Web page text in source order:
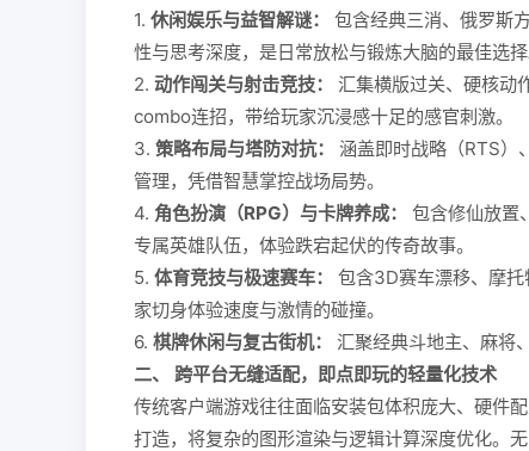
1. 休闲娱乐与益智解谜：
包含经典三消、俄罗斯
性与思考深度，是日常放松与锻炼大脑的最佳选择
2. 动作闯关与射击竞技：
汇集横版过关、硬核动
combo连招，带给玩家沉浸感十足的感官刺激。
3. 策略布局与塔防对抗：
涵盖即时战略（RTS）
管理，凭借智慧掌控战场局势。
4. 角色扮演（RPG）与卡牌养成：
包含修仙放置
专属英雄队伍，体验跌宕起伏的传奇故事。
5. 体育竞技与极速赛车：
包含3D赛车漂移、摩
家切身体验速度与激情的碰撞。
6. 棋牌休闲与复古街机：
汇聚经典斗地主、麻将
二、 跨平台无缝适配，即点即玩的轻量化技术
传统客户端游戏往往面临安装包体积庞大、硬件
打造，将复杂的图形渲染与逻辑计算深度优化。